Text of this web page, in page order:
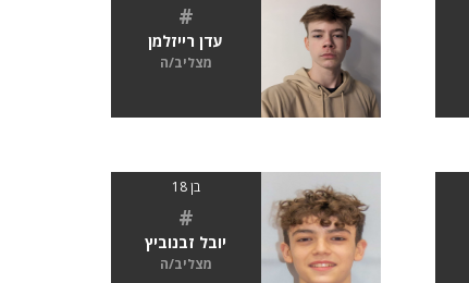
#
עדן רייזלמן
מצליב/ה
בן 18
#
יובל זבנוביץ
מצליב/ה